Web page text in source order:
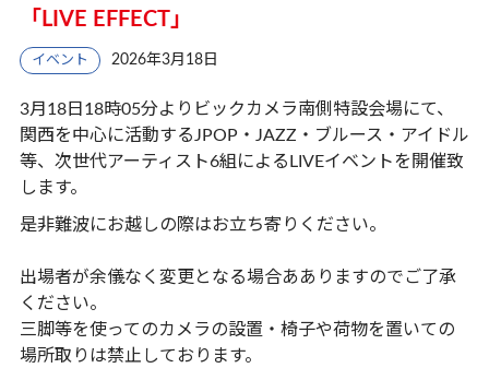
「LIVE EFFECT」
イベント 2026年3月18日
3月18日18時05分よりビックカメラ南側特設会場にて、
関西を中心に活動するJPOP・JAZZ・ブルース・アイドル
等、次世代アーティスト6組によるLIVEイベントを開催致
します。
是非難波にお越しの際はお立ち寄りください。
出場者が余儀なく変更となる場合あありますのでご了承
ください。
三脚等を使ってのカメラの設置・椅子や荷物を置いての
場所取りは禁止しております。